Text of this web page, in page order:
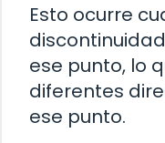
Esto ocurre
ese punto, lo
diferentes
ese punto.